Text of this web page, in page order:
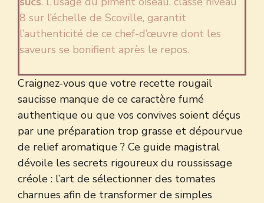
8 sur l’échelle de Scoville, garantit
l’authenticité de ce chef-d’œuvre dont les
saveurs se bonifient après le repos.
Craignez-vous que votre recette rougail
saucisse manque de ce caractère fumé
authentique ou que vos convives soient déçus
par une préparation trop grasse et dépourvue
de relief aromatique ? Ce guide magistral
dévoile les secrets rigoureux du roussissage
créole : l’art de sélectionner des tomates
charnues afin de transformer de simples